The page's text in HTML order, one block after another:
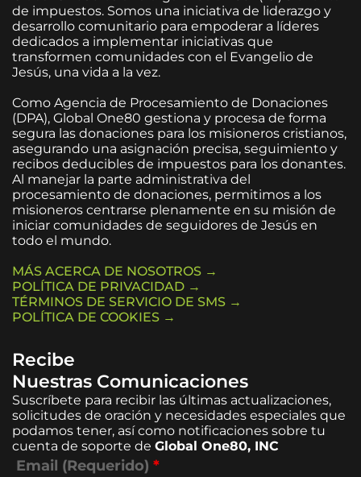
de impuestos. Somos una iniciativa de liderazgo y
desarrollo comunitario para empoderar a líderes
dedicados a implementar iniciativas que
transformen comunidades con el Evangelio de
Jesús, una vida a la vez.
Como Agencia de Procesamiento de Donaciones
(DPA), Global One80 gestiona y procesa de forma
segura las donaciones para los misioneros cristianos,
asegurando una asignación precisa, seguimiento y
recibos deducibles de impuestos para los donantes.
Al manejar la parte administrativa del
procesamiento de donaciones, permitimos a los
misioneros centrarse plenamente en su misión de
iniciar comunidades de seguidores de Jesús en
todo el mundo.
MÁS ACERCA DE NOSOTROS →
POLÍTICA DE PRIVACIDAD →
TÉRMINOS DE SERVICIO DE SMS →
POLÍTICA DE COOKIES →
Recibe
Nuestras Comunicaciones
Suscríbete para recibir las últimas actualizaciones,
solicitudes de oración y necesidades especiales que
podamos tener, así como notificaciones sobre tu
cuenta de soporte de Global One80, INC
Email (Requerido) *